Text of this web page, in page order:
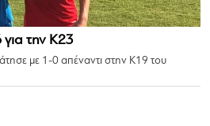
για την Κ23
με 1-0 απέναντι στην Κ19 του